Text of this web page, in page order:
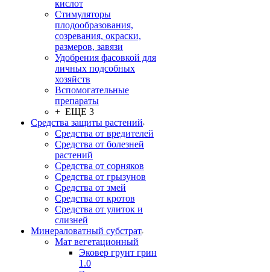
кислот
Стимуляторы
плодообразования,
созревания, окраски,
размеров, завязи
Удобрения фасовкой для
личных подсобных
хозяйств
Вспомогательные
препараты
+ ЕЩЕ 3
Средства защиты растений
Средства от вредителей
Средства от болезней
растений
Средства от сорняков
Средства от грызунов
Средства от змей
Средства от кротов
Средства от улиток и
слизней
Минераловатный субстрат
Мат вегетационный
Эковер грунт грин
1.0